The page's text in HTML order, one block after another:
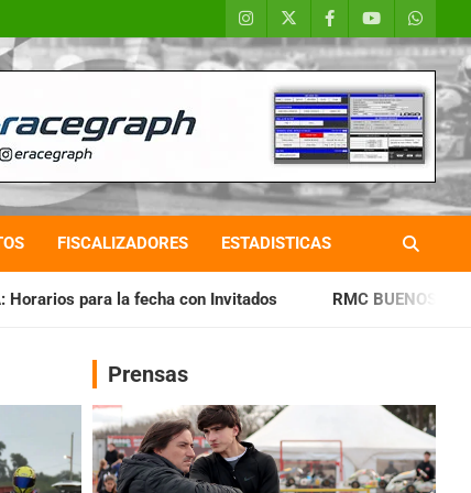
FISCALIZADORES ESTADISTICAS
con Invitados RMC BUENOS AIRES: Cerró una
Prensas